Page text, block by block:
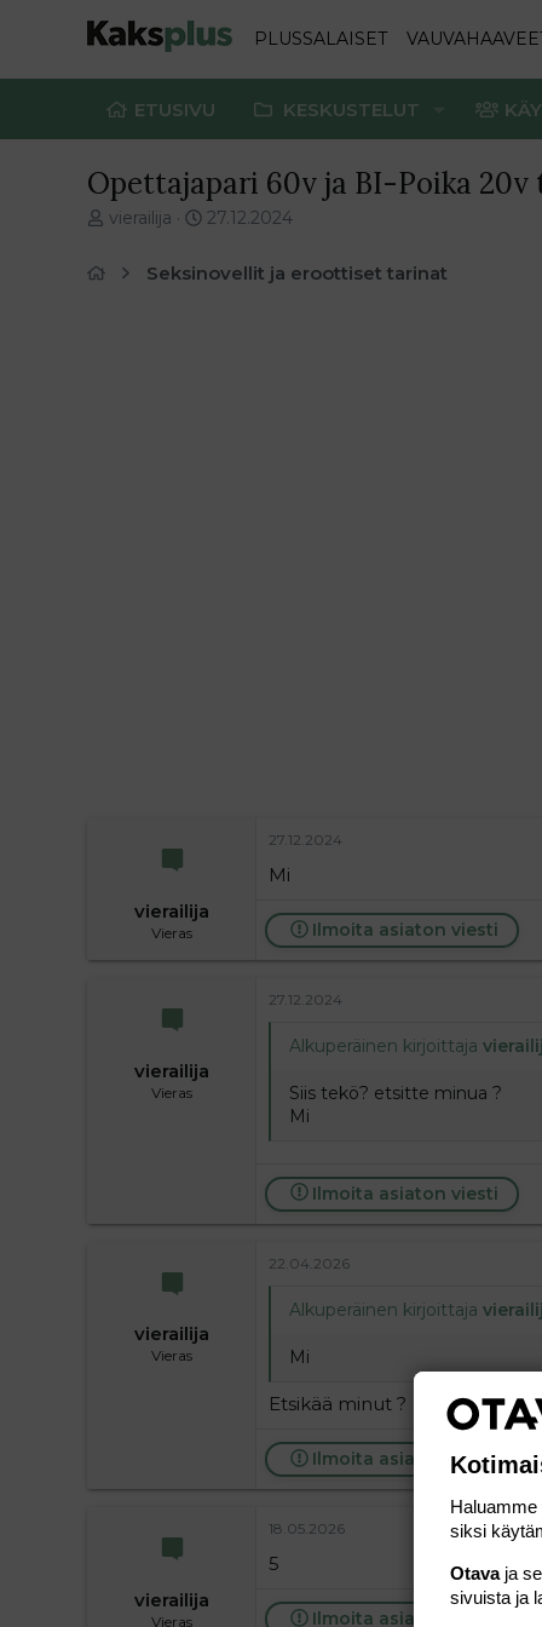
PLUSSALAISET
ETUSIVU KESKUSTELUT
Opettajapari 60v ja BI-Poika
V
vierailija
E
i
27.12.2024
Seksinovellit ja eroottiset tarinat
vierailija
Vieras
27.12.2024
Mi
Ilmoita asiaton viesti
vierailija
Vieras
27.12.2024
Alkuperäinen kirjoittaja
Siis tekö? etsitte minua ?
Mi
Ilmoita asiaton viesti
vierailija
Vieras
22.04.2026
Alkuperäinen kirjoittaja
Mi
Etsikää minut ?
Ilmoita asiaton viesti
vierailija
Vieras
18.05.2026
5
Ilmoita asiaton viesti
Haluamme
siksi
Otavaja
sivuista ja